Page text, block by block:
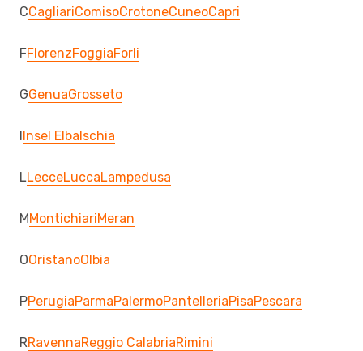
CCagliariComisoCrotoneCuneoCapri
FFlorenzFoggiaForli
GGenuaGrosseto
IInsel ElbaIschia
LLecceLuccaLampedusa
MMontichiariMeran
OOristanoOlbia
PPerugiaParmaPalermoPantelleriaPisaPescara
RRavennaReggio CalabriaRimini